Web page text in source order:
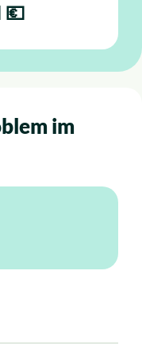
💶
im